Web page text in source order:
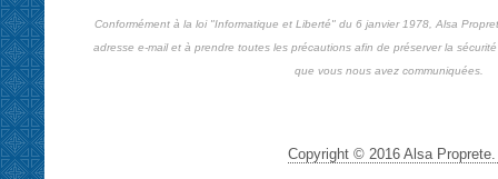
Conformément à la loi "Informatique et Liberté" du 6 janvier 1978, Alsa
adresse e-mail et à prendre toutes les précautions afin de préserver la
que vous nous avez communiquées.
Copyright © 2016 Alsa